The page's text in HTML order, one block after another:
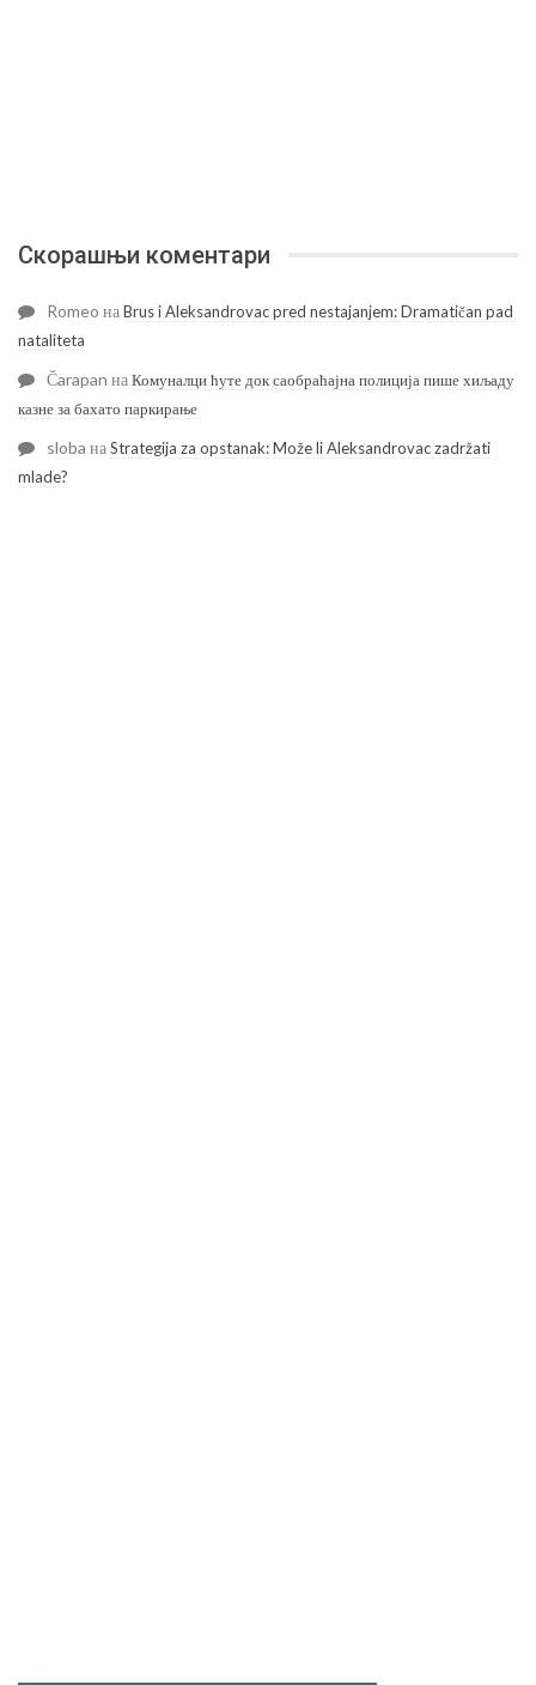
Скорашњи коментари
Romeo наBrus i Aleksandrovac pred nestajanjem: Dramatičan pad
nataliteta
Čarapan наКомуналци ћуте док саобраћајна полиција пише хиљаду
казне за бахато паркирање
sloba наStrategija za opstanak: Može li Aleksandrovac zadržati
mlade?